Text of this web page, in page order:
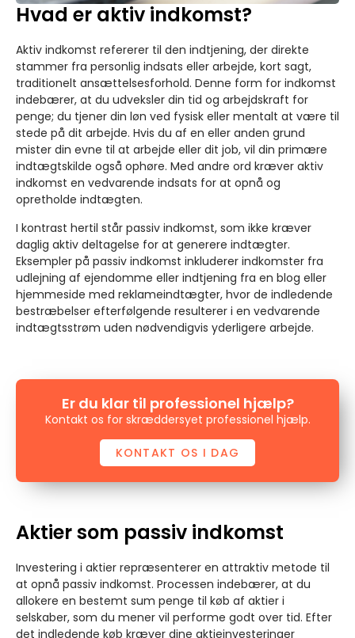
Hvad er aktiv indkomst?
Aktiv indkomst refererer til den indtjening, der direkte
stammer fra personlig indsats eller arbejde, kort sagt,
traditionelt ansættelsesforhold. Denne form for indkomst
indebærer, at du udveksler din tid og arbejdskraft for
penge; du tjener din løn ved fysisk eller mentalt at være til
stede på dit arbejde. Hvis du af en eller anden grund
mister din evne til at arbejde eller dit job, vil din primære
indtægtskilde også ophøre. Med andre ord kræver aktiv
indkomst en vedvarende indsats for at opnå og
opretholde indtægten.
I kontrast hertil står passiv indkomst, som ikke kræver
daglig aktiv deltagelse for at generere indtægter.
Eksempler på passiv indkomst inkluderer indkomster fra
udlejning af ejendomme eller indtjening fra en blog eller
hjemmeside med reklameindtægter, hvor de indledende
bestræbelser efterfølgende resulterer i en vedvarende
indtægtsstrøm uden nødvendigvis yderligere arbejde.
Er du klar til professionel hjælp?
Kontakt os for skræddersyet professionel hjælp.
KONTAKT OS I DAG
Aktier som passiv indkomst
Investering i aktier repræsenterer en attraktiv metode til
at opnå passiv indkomst. Processen indebærer, at du
allokere en bestemt sum penge til køb af aktier i
selskaber, som du mener vil performe godt over tid. Efter
det indledende køb kræver dine aktieinvesteringer